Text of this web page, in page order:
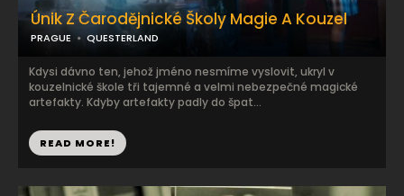
Únik Z Čarodějnické Školy Magie A Kouzel
PRAGUE QUESTERLAND
Kdysi dávno ten, jehož jméno nesmíme vyslovit, ukryl v
kouzelnické škole tři tajemné a velmi nebezpečné magické
artefakty. Kdyby artefakty padly do špat...
READ MORE!